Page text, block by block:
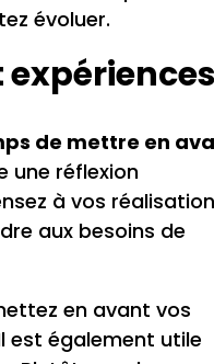
évoluer.
de mettre en
une réflexion
à vos
aux besoins de
en avant vos
est également utile